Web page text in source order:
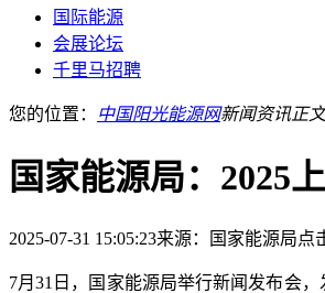
国际能源
会展论坛
千里马招聘
您的位置： 中国阳光能源网新闻资讯正文
国家能源局：2025
2025-07-31 15:05:23来源：国家能源局点
7月31日，国家能源局举行新闻发布会